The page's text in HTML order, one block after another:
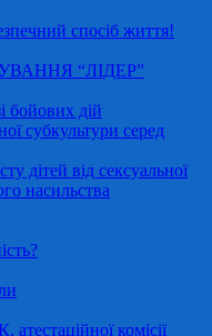
спосіб життя!
“ЛІДЕР”
бойових дій
субкультури серед
дітей від сексуальної
насильства
комісії